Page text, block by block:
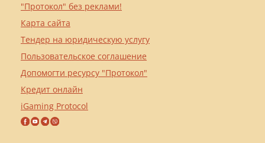
"Протокол" без реклами!
Карта сайта
Тендер на юридическую услугу
Пользовательское соглашение
Допомогти ресурсу "Протокол"
Кредит онлайн
iGaming Protocol